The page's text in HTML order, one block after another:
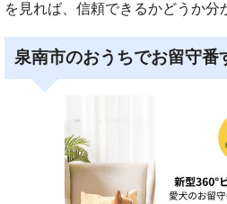
を見れば、信頼できるかどうか分
泉南市のおうちでお留守番